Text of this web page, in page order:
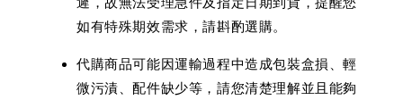
如有特殊期效需求，請斟酌選購。
代購商品可能因運輸過程中造成包裝盒損、輕
微污漬、配件缺少等，請您清楚理解並且能夠